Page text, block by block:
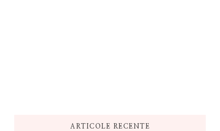
ARTICOLE RECENTE